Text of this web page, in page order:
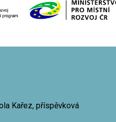
Kařez, příspěvková